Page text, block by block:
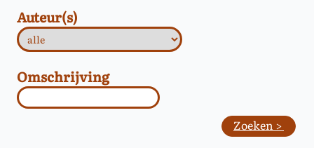
Auteur(s)
Omschrijving